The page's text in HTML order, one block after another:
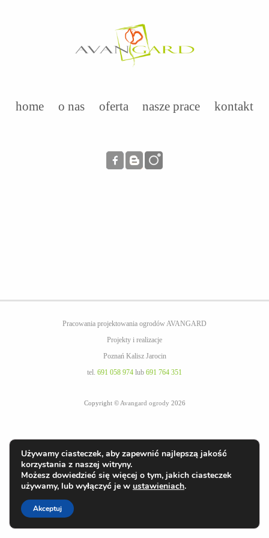
home o nas oferta nasze prace kontakt
Pracowania projektowania ogrodów AVANGARD
Projekty i realizacje
Poznań Kalisz Jarocin
tel. 691 058 974 lub 691 764 351
Copyright ©Avangard ogrody 2026
Używamy ciasteczek, aby zapewnić najlepszą jakość
korzystania z naszej witryny.
Możesz dowiedzieć się więcej o tym, jakich ciasteczek
używamy, lub wyłączyć je w ustawieniach.
Akceptuj